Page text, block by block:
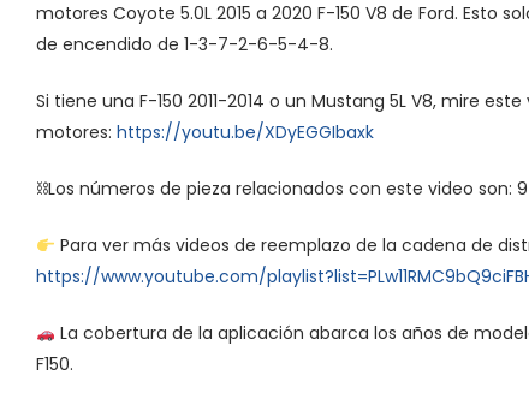
motores Coyote 5.0L 2015 a 2020 F-150 V8 de Ford. Esto
de encendido de 1-3-7-2-6-5-4-8.
Si tiene una F-150 2011-2014 o un Mustang 5L V8, mire
motores: https://youtu.be/XDyEGGIbaxk
⛓Los números de pieza relacionados con este video son:
Para ver más videos de reemplazo de la cadena de
https://www.youtube.com/
La cobertura de la aplicación abarca los años de
F150.